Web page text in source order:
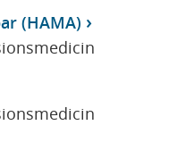
(HAMA)